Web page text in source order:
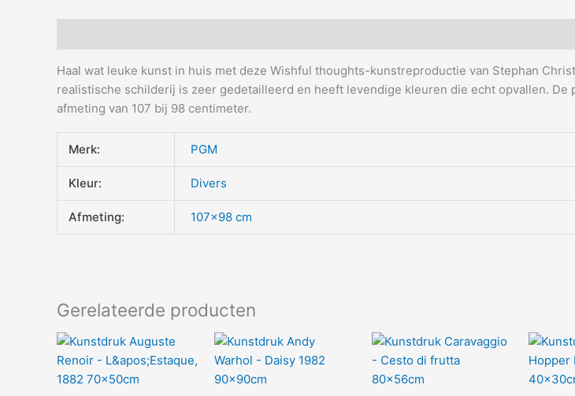
Haal wat leuke kunst in huis met deze Wishful thoughts-kunstreproductie van Stephan
realistische schilderij is zeer gedetailleerd en heeft levendige kleuren die echt opvallen. De
afmeting van 107 bij 98 centimeter.
Merk: PGM
Kleur: Divers
Afmeting: 107×98 cm
Gerelateerde producten